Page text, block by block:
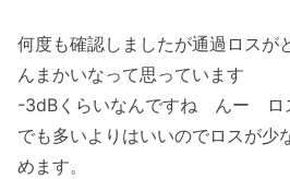
何度も確認しましたが通過ロス
んまかいなって思っています
-3dBくらいなんですね んー ロ
でも多いよりはいいのでロスが少
めます。